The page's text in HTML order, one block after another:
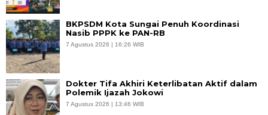
BKPSDM Kota Sungai Penuh Koordinasi
Nasib PPPK ke PAN-RB
7 Agustus 2026 | 16:26 WIB
Dokter Tifa Akhiri Keterlibatan Aktif dalam
Polemik Ijazah Jokowi
7 Agustus 2026 | 13:46 WIB